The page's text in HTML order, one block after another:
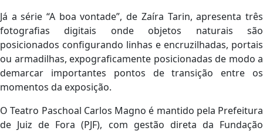
Já a série “A boa vontade”, de Zaíra Tarin, apresenta três
fotografias digitais onde objetos naturais são
posicionados configurando linhas e encruzilhadas, portais
ou armadilhas, expograficamente posicionadas de modo a
demarcar importantes pontos de transição entre os
momentos da exposição.
O Teatro Paschoal Carlos Magno é mantido pela Prefeitura
de Juiz de Fora (PJF), com gestão direta da Fundação